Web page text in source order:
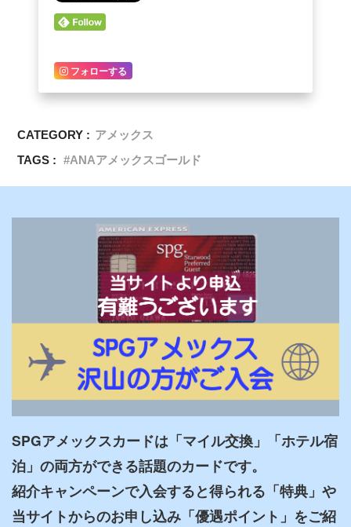
フォローする
CATEGORY : アメックス
TAGS :
ANAアメックスゴールド
SPGアメックスカードは「マイル交換」「ホテル宿
泊」の両方ができる話題のカードです。
紹介キャンペーンで入会すると得られる「特典」や
当サイトからのお申し込み「優遇ポイント」をご紹